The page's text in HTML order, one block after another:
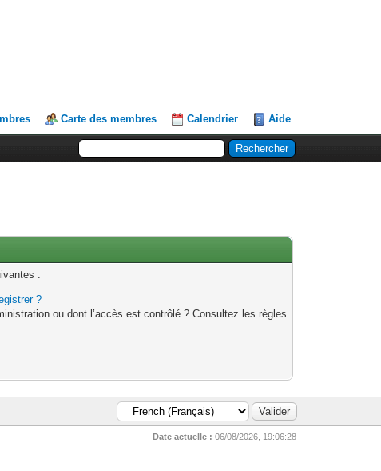
Carte des membres Calendrier Aide
:
?
ou dont l’accès est contrôlé ? Consultez les règles
Date actuelle : 06/08/2026, 19:06:28